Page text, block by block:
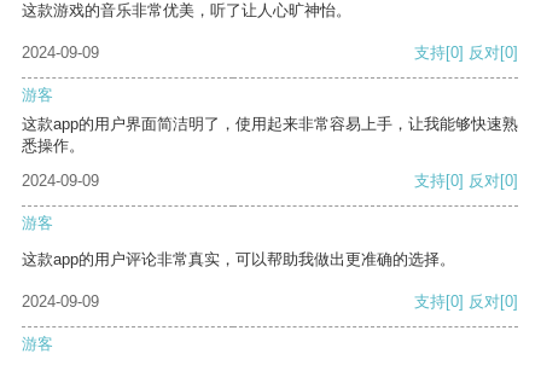
这款游戏的音乐非常优美，听了让人心旷神怡。
2024-09-09 支持[0] 反对[0]
游客
这款app的用户界面简洁明了，使用起来非常容易上手，让我能够快速熟
悉操作。
2024-09-09
支持[0] 反对[0]
游客
这款app的用户评论非常真实，可以帮助我做出更准确的选择。
2024-09-09 支持[0] 反对[0]
游客